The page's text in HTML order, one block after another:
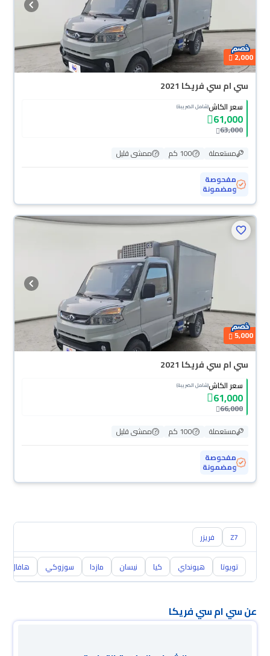
2,000
سي ام سي فريكا 2021
سعر الكاش(شامل الضريبة)
61,000
63,000
مستعملة
100 كم
ممشى قليل
مفحوصة
ومضمونة
5,000
سي ام سي فريكا 2021
سعر الكاش(شامل الضريبة)
61,000
66,000
مستعملة
100 كم
ممشى قليل
مفحوصة
ومضمونة
Z7 فريزر
تويوتا هيونداي كيا نيسان مازدا سوزوكي هافال
عن سي ام سي فريكا